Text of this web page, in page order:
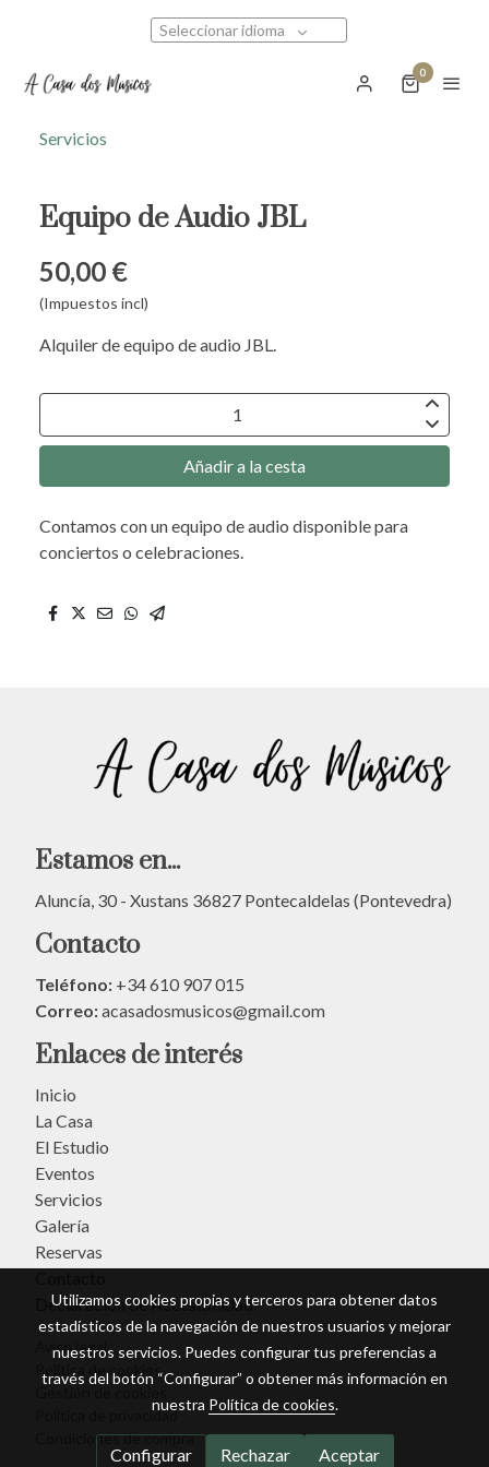
Seleccionar idioma
0
Servicios
Equipo de Audio JBL
50,00 €
(Impuestos incl)
Alquiler de equipo de audio JBL.
Añadir a la cesta
Contamos con un equipo de audio disponible para
conciertos o celebraciones.
Estamos en...
Aluncía, 30 - Xustans 36827 Pontecaldelas (Pontevedra)
Contacto
Teléfono: +34 610 907 015
Correo:acasadosmusicos@gmail.com
Enlaces de interés
Inicio
La Casa
El Estudio
Eventos
Servicios
Galería
Reservas
Declaración de Accesibilidad
Aviso legal
Política de cookies
Política de privacidad
Condiciones de compra
Utilizamos cookies propias y terceros para obtener datos
estadísticos de la navegación de nuestros usuarios y mejorar
nuestros servicios. Puedes configurar tus preferencias a
través del botón “Configurar” o obtener más información en
nuestra Política de cookies.
Configurar Rechazar Aceptar